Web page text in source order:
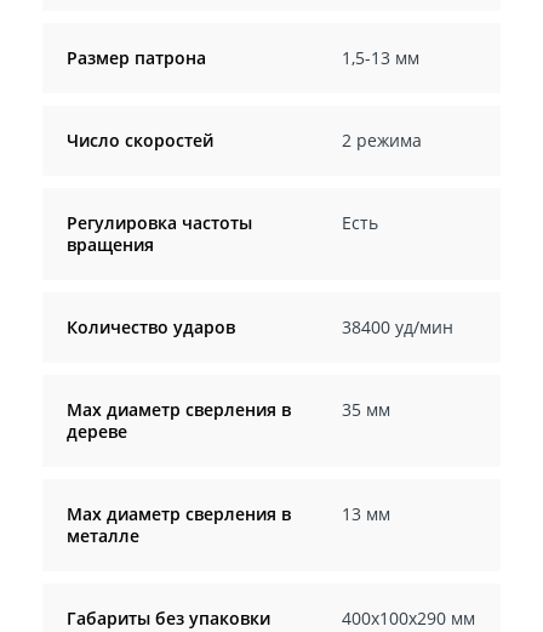
Размер патрона 1,5-13 мм
Число скоростей 2 режима
Регулировка частоты
вращения
Есть
Количество ударов 38400 уд/мин
Мах диаметр сверления в
дереве
35 мм
Max диаметр сверления в
металле
13 мм
Габариты без упаковки 400x100x290 мм